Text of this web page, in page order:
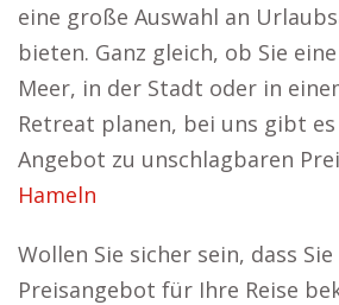
eine große Auswahl an
bieten. Ganz gleich, ob Sie
Meer, in der Stadt oder in
Retreat planen, bei uns gibt
Angebot zu unschlagbaren
Hameln
Wollen Sie sicher sein, dass
Preisangebot für Ihre Reise